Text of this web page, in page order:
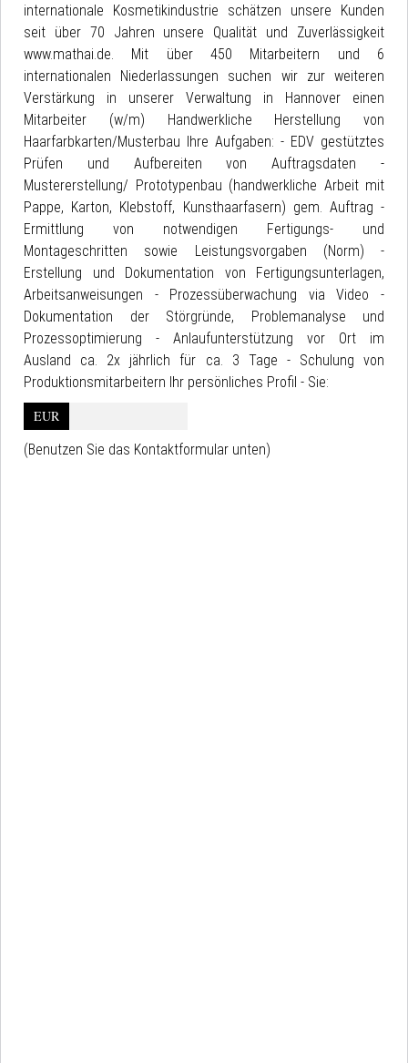
internationale Kosmetikindustrie schätzen unsere Kunden
seit über 70 Jahren unsere Qualität und Zuverlässigkeit
www.mathai.de. Mit über 450 Mitarbeitern und 6
internationalen Niederlassungen suchen wir zur weiteren
Verstärkung in unserer Verwaltung in Hannover einen
Mitarbeiter (w/m) Handwerkliche Herstellung von
Haarfarbkarten/Musterbau Ihre Aufgaben: - EDV gestütztes
Prüfen und Aufbereiten von Auftragsdaten -
Mustererstellung/ Prototypenbau (handwerkliche Arbeit mit
Pappe, Karton, Klebstoff, Kunsthaarfasern) gem. Auftrag -
Ermittlung von notwendigen Fertigungs- und
Montageschritten sowie Leistungsvorgaben (Norm) -
Erstellung und Dokumentation von Fertigungsunterlagen,
Arbeitsanweisungen - Prozessüberwachung via Video -
Dokumentation der Störgründe, Problemanalyse und
Prozessoptimierung - Anlaufunterstützung vor Ort im
Ausland ca. 2x jährlich für ca. 3 Tage - Schulung von
Produktionsmitarbeitern Ihr persönliches Profil - Sie:
EUR
(Benutzen Sie das Kontaktformular unten)